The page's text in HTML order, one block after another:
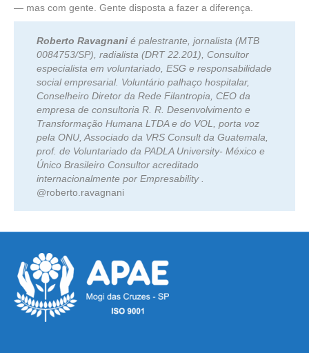
— mas com gente. Gente disposta a fazer a diferença.
Roberto Ravagnani é palestrante, jornalista (MTB
0084753/SP), radialista (DRT 22.201), Consultor
especialista em voluntariado, ESG e responsabilidade
social empresarial. Voluntário palhaço hospitalar,
Conselheiro Diretor da Rede Filantropia, CEO da
empresa de consultoria R. R. Desenvolvimento e
Transformação Humana LTDA e do VOL, porta voz
pela ONU, Associado da VRS Consult da Guatemala,
prof. de Voluntariado da PADLA University- México e
Único Brasileiro Consultor acreditado
internacionalmente por Empresability .
@roberto.ravagnani